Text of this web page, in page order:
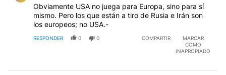
Obviamente USA no juega para Europa, sino para sí
mismo. Pero los que están a tiro de Rusia e Irán son
los europeos; no USA.-
RESPONDER 0 0 COMPARTIR
MARCAR
COMO
INAPROPIADO